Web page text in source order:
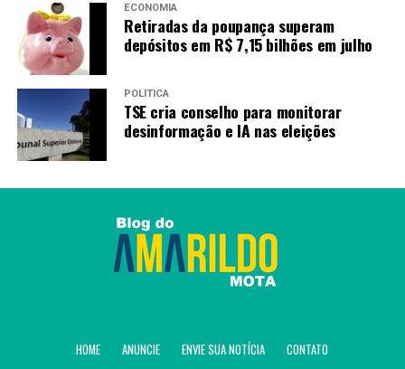
ECONOMIA
Retiradas da poupança superam
depósitos em R$ 7,15 bilhões em julho
POLÍTICA
TSE cria conselho para monitorar
desinformação e IA nas eleições
HOME ANUNCIE ENVIE SUA NOTÍCIA CONTATO